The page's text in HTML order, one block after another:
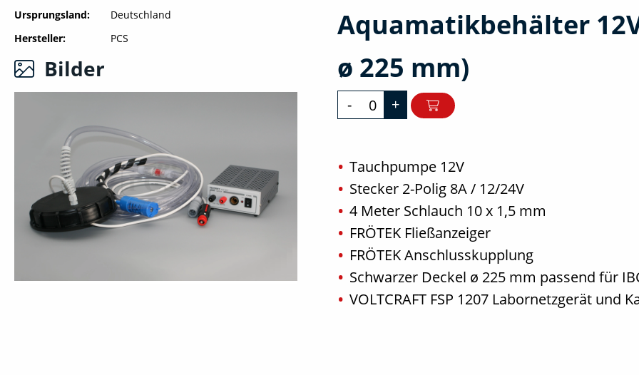
Ursprungsland
Deutschland
Hersteller
PCS
Bilder
Aquamatikbehälter
ø 225 mm)
- +
Tauchpumpe 12V
Stecker 2-Polig 8A / 12/24V
4 Meter Schlauch 10 x 1,5 mm
FRÖTEK Fließanzeiger
FRÖTEK Anschlusskupplung
Schwarzer Deckel ø 225 mm passend für
VOLTCRAFT FSP 1207 Labornetzgerät und